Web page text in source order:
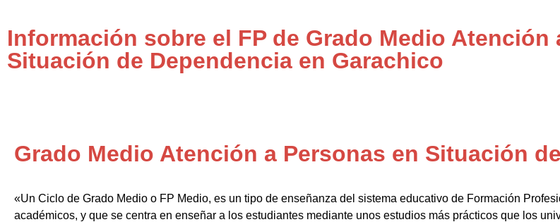
Información sobre el FP de Grado Medio Atención
Situación de Dependencia en Garachico
Grado Medio Atención a Personas en Situación
«Un Ciclo de Grado Medio o FP Medio, es un tipo de enseñanza del sistema educativo de Formación
académicos, y que se centra en enseñar a los estudiantes mediante unos estudios más prácticos que los